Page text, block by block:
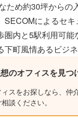
ため約30坪から
によるセ
内と5駅利用可能
町風情あるビジ
のオフィスを見つ
スをお探しなら、仲
談ください。